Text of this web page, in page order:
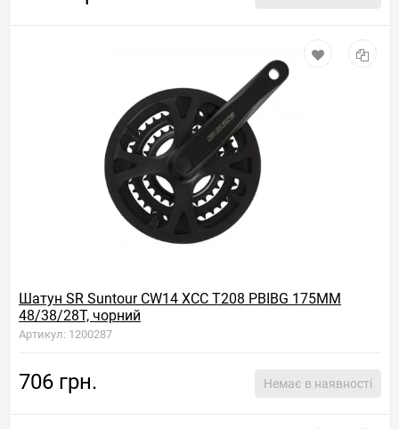
Шатун SR Suntour CW14 XCC T208 PBIBG 175MM
48/38/28T, чорний
Артикул: 1200287
706 грн. Немає в наявності